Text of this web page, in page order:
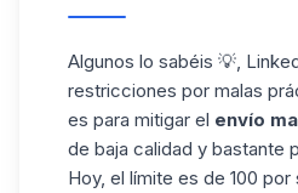
Algunos lo sabéis 💡,
restricciones por malas
es para mitigar el envío
de baja calidad y bastante
Hoy, el límite es de 100 por